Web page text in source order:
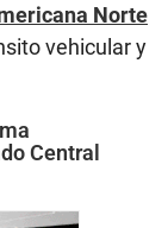
Norte
vehicular y
Central